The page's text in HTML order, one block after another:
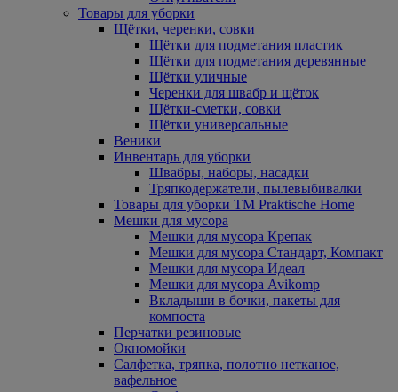
Товары для уборки
Щётки, черенки, совки
Щётки для подметания пластик
Щётки для подметания деревянные
Щётки уличные
Черенки для швабр и щёток
Щётки-сметки, совки
Щётки универсальные
Веники
Инвентарь для уборки
Швабры, наборы, насадки
Тряпкодержатели, пылевыбивалки
Товары для уборки ТМ Praktische Home
Мешки для мусора
Мешки для мусора Крепак
Мешки для мусора Стандарт, Компакт
Мешки для мусора Идеал
Мешки для мусора Avikomp
Вкладыши в бочки, пакеты для
компоста
Перчатки резиновые
Окномойки
Салфетка, тряпка, полотно нетканое,
вафельное